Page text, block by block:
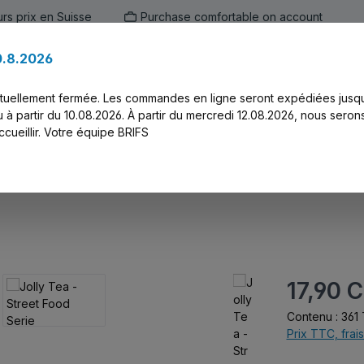
prix en Suisse Purchase comfortable on account
Prix régulier :
17,90
Contenu : 361
Prix TTC,
fermée. Les commandes en ligne seront expédiées
à partir du 10.08.2026. À partir du mercredi 12.08.2026, nous
Votre équipe BRIFS